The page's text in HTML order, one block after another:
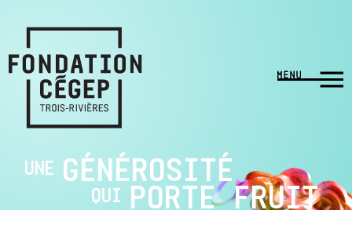
UNE GÉNÉROSITÉ
QUI PORTE FRUIT